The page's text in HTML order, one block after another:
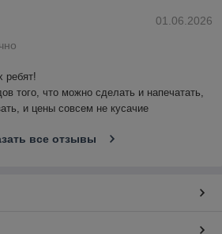
01.06.2026
ребят!
того, что можно сделать и напечатать,
и цены совсем не кусачие
все отзывы